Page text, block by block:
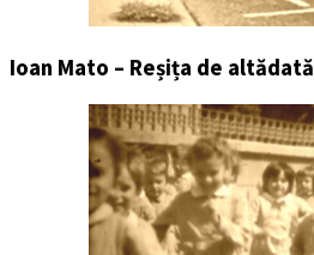
Ioan Mato – Reșița de altădată